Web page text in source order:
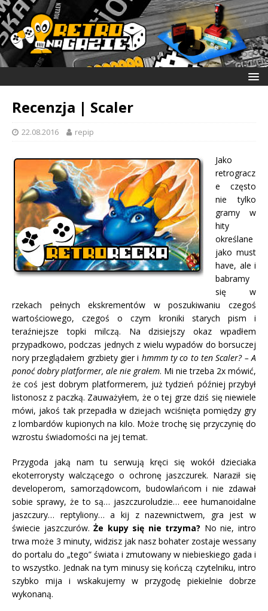
Recenzja | Scaler
22.08.2016 repip
Jako
retrogracz
e często
nie tylko
gramy w
hity
określane
jako must
have, ale i
babramy
się w
rzekach pełnych ekskrementów w poszukiwaniu czegoś
wartościowego, czegoś o czym kroniki starych pism i
teraźniejsze topki milczą. Na dzisiejszy okaz wpadłem
przypadkowo, podczas jednych z wielu wypadów do borsuczej
nory przeglądałem grzbiety gier i hmmm ty co to ten Scaler? – A
ponoć dobry platformer, ale nie grałem. Mi nie trzeba 2x mówić,
że coś jest dobrym platformerem, już tydzień później przybył
listonosz z paczką. Zauważyłem, że o tej grze dziś się niewiele
mówi, jakoś tak przepadła w dziejach wciśnięta pomiędzy gry
z lombardów kupionych na kilo. Może trochę się przyczynię do
wzrostu świadomości na jej temat.
Przygoda jaką nam tu serwują kręci się wokół dzieciaka
ekoterrorysty walczącego o ochronę jaszczurek. Naraził się
developerom, samorządowcom, budowlańcom i nie zdawał
sobie sprawy, że to są… jaszczuroludzie… eee humanoidalne
jaszczury… reptyliony… a kij z nazewnictwem, gra jest w
świecie jaszczurów.Że kupy się nie trzyma? No nie, intro
trwa może 3 minuty, widzisz jak nasz bohater zostaje wessany
do portalu do „tego” świata i zmutowany w niebieskiego gada i
to wszystko. Jednak na tym minusy się kończą czytelniku, intro
szybko mija i wskakujemy w przygodę piekielnie dobrze
wykonaną.